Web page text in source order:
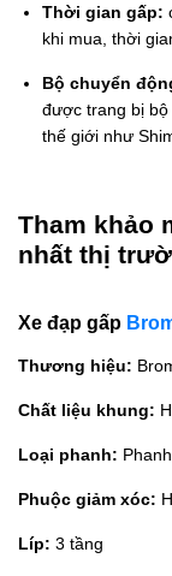
Thời gian gấp:
khi mua, thời
Bộ chuyển
được trang bị
thế giới như
Tham khảo
nhất thị
Xe đạp gấp
Thương hiệu:
Chất liệu khung:
Loại phanh:
Phuộc giảm xóc:
Líp: 3 tầng